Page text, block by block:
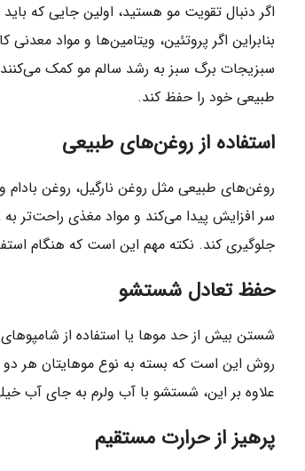
اگر دنبال تقویت مو هستید، اولین جایی که
بنابراین اگر پروتئین، ویتامین‌ها و مواد
سبزیجات برگ سبز به رشد سالم مو کمک
طبیعی خود را حفظ کند.
استفاده از روغن‌های طبیعی
روغن‌های طبیعی مثل روغن نارگیل، روغن
سر افزایش پیدا می‌کند و مواد مغذی راحت‌تر
جلوگیری کند. نکته مهم این است که هنگام
حفظ تعادل شستشو
شستن بیش از حد موها یا استفاده از
روش این است که بسته به نوع موهایتان هر دو
علاوه بر این، شستشو با آب ولرم به جای
پرهیز از حرارت مستقیم